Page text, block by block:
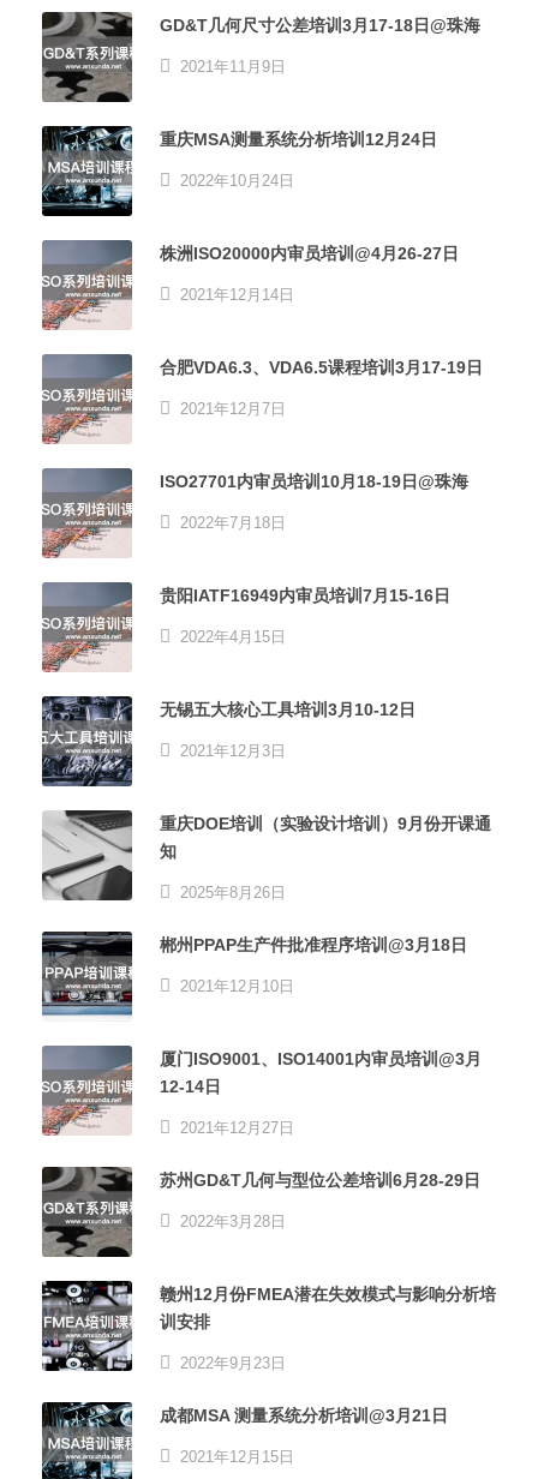
GD&T几何尺寸公差培训3月17-18日@珠海
2021年11月9日
重庆MSA测量系统分析培训12月24日
2022年10月24日
株洲ISO20000内审员培训@4月26-27日
2021年12月14日
合肥VDA6.3、VDA6.5课程培训3月17-19日
2021年12月7日
ISO27701内审员培训10月18-19日@珠海
2022年7月18日
贵阳IATF16949内审员培训7月15-16日
2022年4月15日
无锡五大核心工具培训3月10-12日
2021年12月3日
重庆DOE培训（实验设计培训）9月份开课通
知
2025年8月26日
郴州PPAP生产件批准程序培训@3月18日
2021年12月10日
厦门ISO9001、ISO14001内审员培训@3月
12-14日
2021年12月27日
苏州GD&T几何与型位公差培训6月28-29日
2022年3月28日
赣州12月份FMEA潜在失效模式与影响分析培
训安排
2022年9月23日
成都MSA 测量系统分析培训@3月21日
2021年12月15日